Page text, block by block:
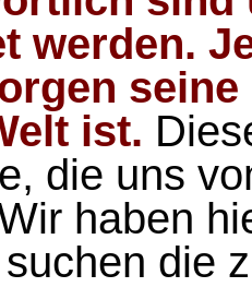
werden.
ist.
die uns
haben
die